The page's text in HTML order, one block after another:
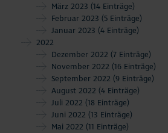
März 2023 (14 Einträge)
Februar 2023 (5 Einträge)
Januar 2023 (4 Einträge)
2022
Dezember 2022 (7 Einträge)
November 2022 (16 Einträge)
September 2022 (9 Einträge)
August 2022 (4 Einträge)
Juli 2022 (18 Einträge)
Juni 2022 (13 Einträge)
Mai 2022 (11 Einträge)